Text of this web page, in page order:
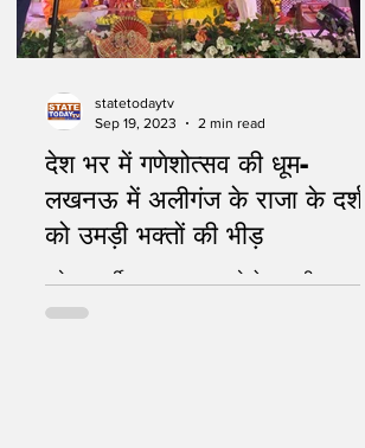
देश भर में गणेशोत्सव की धूम-
लखनऊ में अलीगंज के राजा के दर्शन
को उमड़ी भक्तों की भीड़
गणेश चतुर्थी पर जगह जगह गणेशोत्सव की धूम
statetodaytv
Sep 19, 2023
2 min read